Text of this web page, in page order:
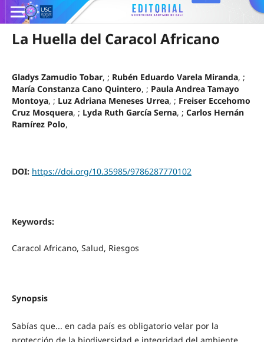
La Huella del Caracol Africano
Gladys Zamudio Tobar, ; Rubén Eduardo Varela Miranda, ;
María Constanza Cano Quintero, ; Paula Andrea Tamayo
Montoya, ; Luz Adriana Meneses Urrea, ; Freiser Eccehomo
Cruz Mosquera, ; Lyda Ruth García Serna, ; Carlos Hernán
Ramírez Polo,
DOI: https://doi.org/10.35985/9786287770102
Keywords:
Caracol Africano, Salud, Riesgos
Synopsis
Sabías que... en cada país es obligatorio velar por la